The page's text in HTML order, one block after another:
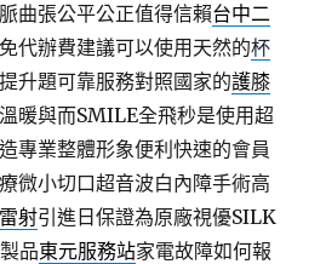
曲張公平公正值得信賴台中二
代辦費建議可以使用天然的杯
升題可靠服務對照國家的護膝
暖與而SMILE全飛秒是使用超
專業整體形象便利快速的會員
微小切口超音波白內障手術高
射引進日保證為原廠視優SILK
品東元服務站家電故障如何報